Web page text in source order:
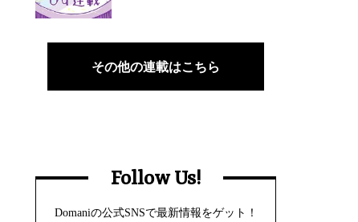
その他の連載はこちら
Follow Us!
Domaniの公式SNSで最新情報をゲット！